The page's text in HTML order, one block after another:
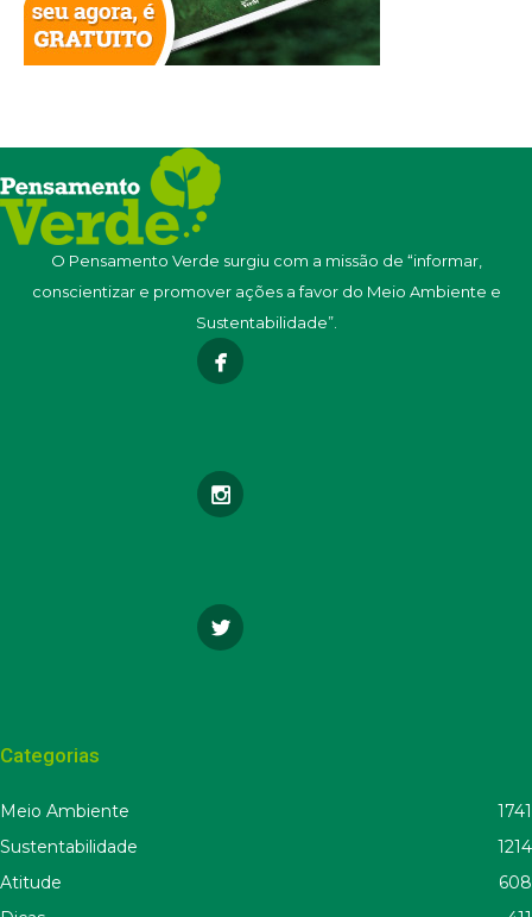
O Pensamento Verde surgiu com a missão de “informar,
conscientizar e promover ações a favor do Meio Ambiente e
Sustentabilidade”.
Categorias
Meio Ambiente
1741
Sustentabilidade
1214
Atitude
608